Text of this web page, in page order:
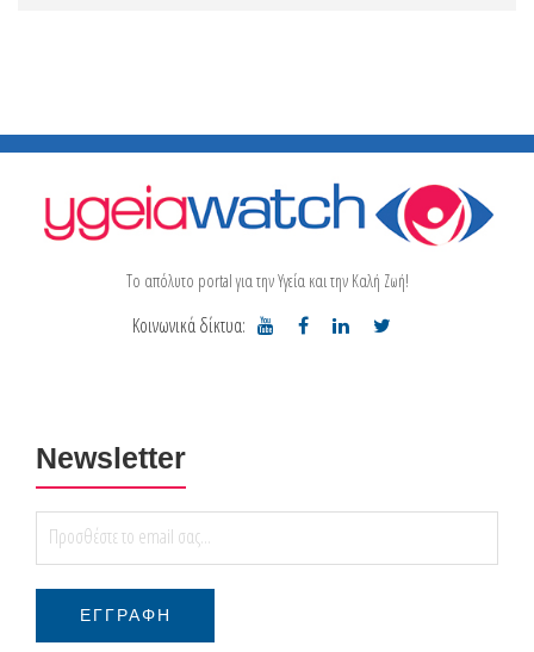
Το απόλυτο portal για την Υγεία και την Καλή Ζωή!
Κοινωνικά δίκτυα:
Newsletter